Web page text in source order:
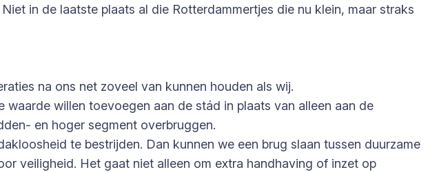
in de laatste plaats al die Rotterdammertjes die nu klein, maar straks
na ons net zoveel van kunnen houden als wij.
willen toevoegen aan de stád in plaats van alleen aan de
en hoger segment overbruggen.
te bestrijden. Dan kunnen we een brug slaan tussen duurzame
veiligheid. Het gaat niet alleen om extra handhaving of inzet op